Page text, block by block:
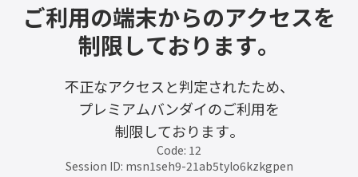
ご利用の端末からのアクセスを
制限しております。
不正なアクセスと判定されたため、
プレミアムバンダイのご利用を
制限しております。
Code: 12
Session ID: msn1seh9-21ab5tylo6kzkgpen